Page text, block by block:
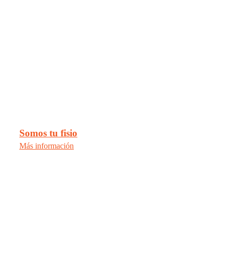
Somos tu fisio
Más información